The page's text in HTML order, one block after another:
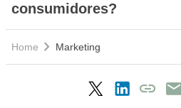
consumidores?
Home Marketing